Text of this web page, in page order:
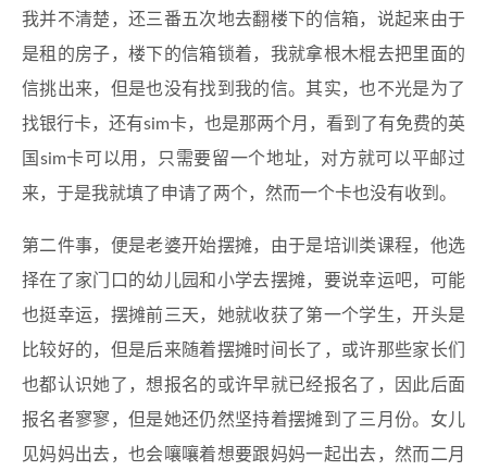
我并不清楚，还三番五次地去翻楼下的信箱，说起来由于
是租的房子，楼下的信箱锁着，我就拿根木棍去把里面的
信挑出来，但是也没有找到我的信。其实，也不光是为了
找银行卡，还有sim卡，也是那两个月，看到了有免费的英
国sim卡可以用，只需要留一个地址，对方就可以平邮过
来，于是我就填了申请了两个，然而一个卡也没有收到。
第二件事，便是老婆开始摆摊，由于是培训类课程，他选
择在了家门口的幼儿园和小学去摆摊，要说幸运吧，可能
也挺幸运，摆摊前三天，她就收获了第一个学生，开头是
比较好的，但是后来随着摆摊时间长了，或许那些家长们
也都认识她了，想报名的或许早就已经报名了，因此后面
报名者寥寥，但是她还仍然坚持着摆摊到了三月份。女儿
见妈妈出去，也会嚷嚷着想要跟妈妈一起出去，然而二月